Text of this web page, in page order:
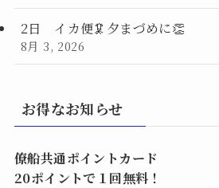
2日 イカ便🦑夕まづめに👏
8月 3, 2026
お得なお知らせ
僚船共通ポイントカード
20ポイントで１回無料！